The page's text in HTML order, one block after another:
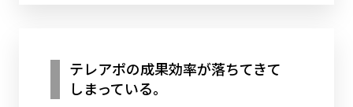
テレアポの成果効率が落ちてきて
しまっている。